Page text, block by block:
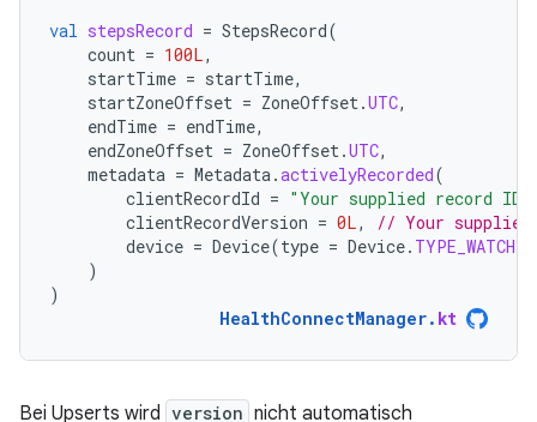
val stepsRecord = StepsRecord(
count = 100L,
startTime = startTime,
startZoneOffset = ZoneOffset.UTC,
endTime = endTime,
endZoneOffset = ZoneOffset.UTC,
metadata = Metadata.activelyRecorded(
clientRecordId = "Your supplied record ID"
clientRecordVersion = 0L,
// Your
device = Device(type = Device. TYPE_WATCH
)
)
HealthConnectManager. kt
Bei Upserts wird version nicht automatisch